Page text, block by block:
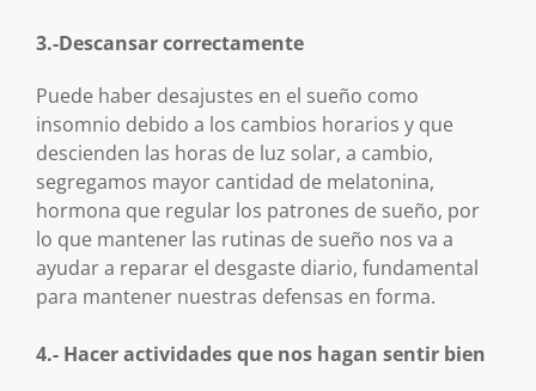
3.-Descansar correctamente
Puede haber desajustes en el sueño como
insomnio debido a los cambios horarios y que
descienden las horas de luz solar, a cambio,
segregamos mayor cantidad de melatonina,
hormona que regular los patrones de sueño, por
lo que mantener las rutinas de sueño nos va a
ayudar a reparar el desgaste diario, fundamental
para mantener nuestras defensas en forma.
4.- Hacer actividades que nos hagan sentir bien